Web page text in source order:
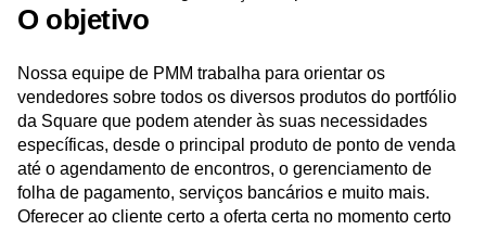
O objetivo
Nossa equipe de PMM trabalha para orientar os
vendedores sobre todos os diversos produtos do portfólio
da Square que podem atender às suas necessidades
específicas, desde o principal produto de ponto de venda
até o agendamento de encontros, o gerenciamento de
folha de pagamento, serviços bancários e muito mais.
Oferecer ao cliente certo a oferta certa no momento certo